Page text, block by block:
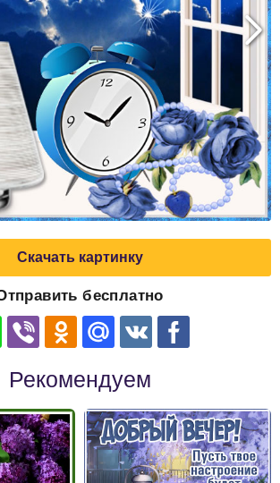
Скачать картинку
бесплатно
Рекомендуем